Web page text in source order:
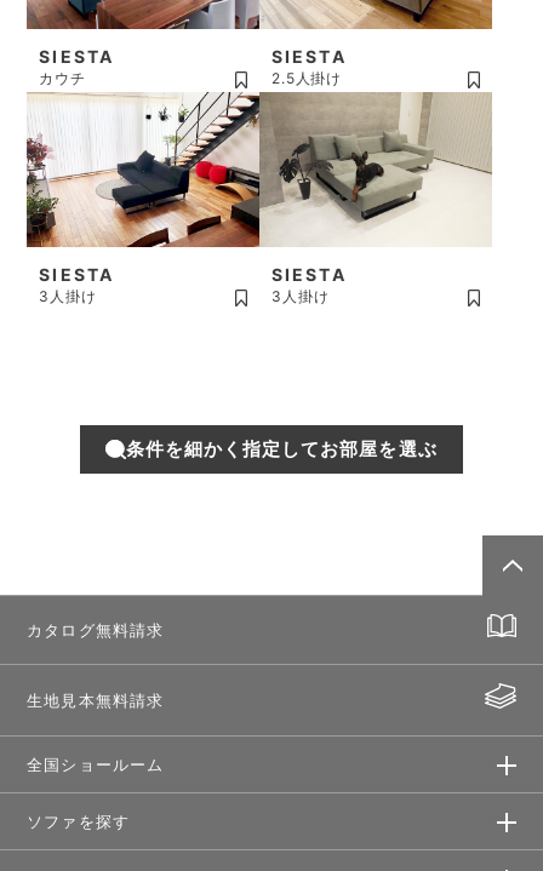
SIESTA
カウチ
SIESTA
2.5人掛け
SIESTA
3人掛け
SIESTA
3人掛け
条件を細かく指定してお部屋を選ぶ
カタログ無料請求
生地見本無料請求
全国ショールーム
ソファを探す